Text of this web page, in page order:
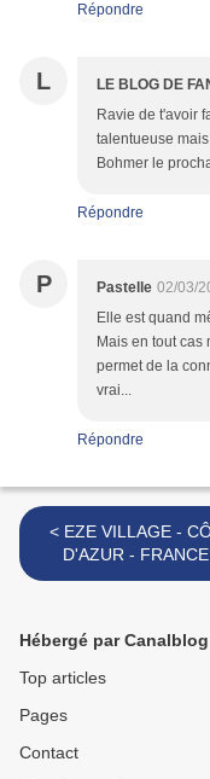
Répondre
L LE BLOG DE
Ravie de t'avoir
talentueuse
Bohmer le
Répondre
P Pastelle 02/03/
Elle est quand
Mais en tout cas
permet de la
vrai...
Répondre
< EZE VILLAGE - CÔTE
D'AZUR -
PROVENCE
Hébergé par Canalblog
Top articles
Pages
Contact